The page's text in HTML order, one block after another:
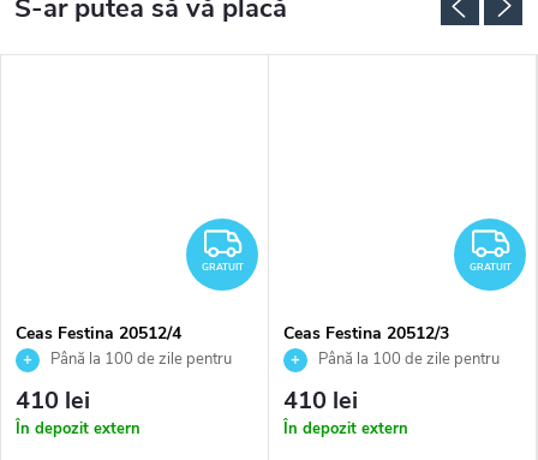
GRATUIT
GRATUIT
Ceas Festina 20512/4
Până la 100 de zile pentru
returnarea bunurilor. Vânzător
autorizat
410 lei
În depozit extern
GRATUIT
Ceas Festina 20512/3
Până la 100 de zile pentru
returnarea bunurilor. Vânzător
autorizat
410 lei
În depozit extern